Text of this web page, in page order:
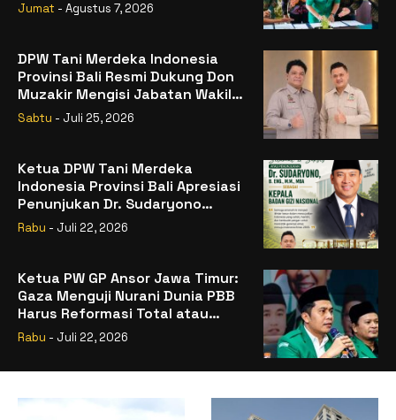
Jumat - Agustus 7, 2026
DPW Tani Merdeka Indonesia
Provinsi Bali Resmi Dukung Don
Muzakir Mengisi Jabatan Wakil
Menteri Pertanian RI
Sabtu - Juli 25, 2026
Ketua DPW Tani Merdeka
Indonesia Provinsi Bali Apresiasi
Penunjukan Dr. Sudaryono
sebagai Kepala Badan Gizi
Rabu - Juli 22, 2026
Ketua PW GP Ansor Jawa Timur:
Gaza Menguji Nurani Dunia PBB
Harus Reformasi Total atau
Kehilangan Legitimasi
Rabu - Juli 22, 2026